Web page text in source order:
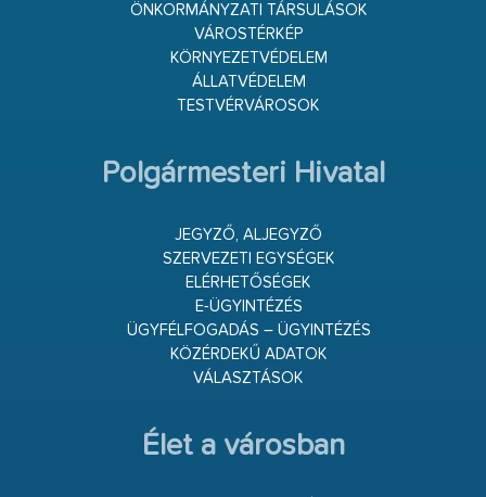
ÖNKORMÁNYZATI TÁRSULÁSOK
VÁROSTÉRKÉP
KÖRNYEZETVÉDELEM
ÁLLATVÉDELEM
TESTVÉRVÁROSOK
Polgármesteri Hivatal
JEGYZŐ, ALJEGYZŐ
SZERVEZETI EGYSÉGEK
ELÉRHETŐSÉGEK
E-ÜGYINTÉZÉS
ÜGYFÉLFOGADÁS – ÜGYINTÉZÉS
KÖZÉRDEKŰ ADATOK
VÁLASZTÁSOK
Élet a városban